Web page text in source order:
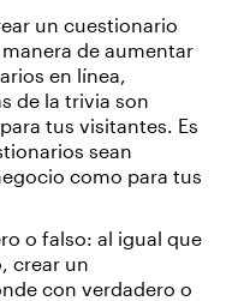
un cuestionario
de aumentar
en línea,
de la trivia son
tus visitantes. Es
sean
como para tus
o falso: al igual que
crear un
con verdadero o